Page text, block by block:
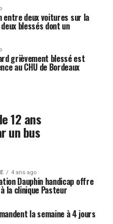
entre deux voitures sur la
blessés dont un
grièvement blessé est
au CHU de Bordeaux
12 ans
un bus
4 ans ago
Dauphin handicap offre
la clinique Pasteur
la semaine à 4 jours